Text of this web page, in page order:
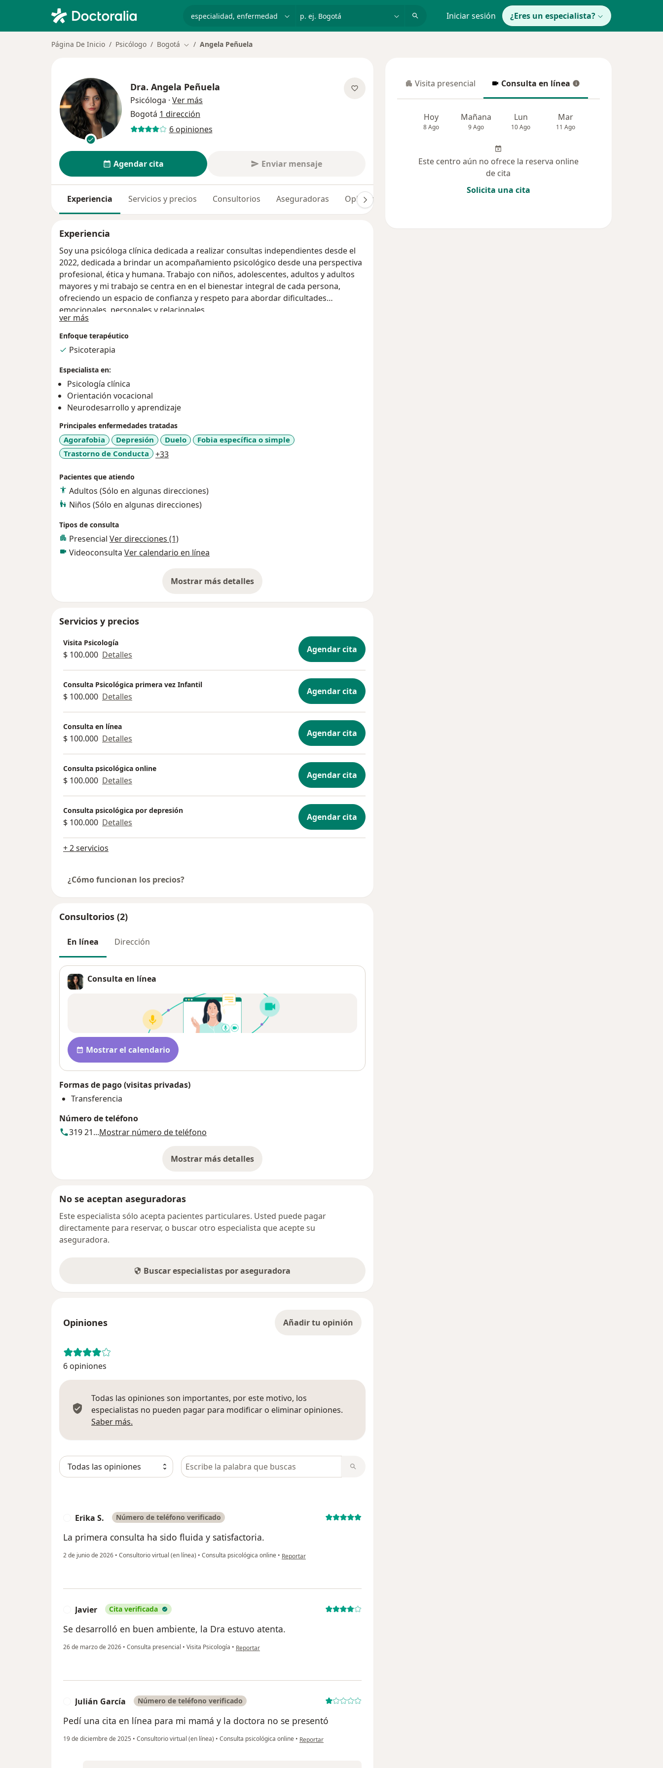
p. ej. Bogotá Iniciar sesión ¿Eres un especialista?
Página De Inicio Psicólogo Bogotá Cambiar de ciudad
Angela Peñuela
Dra. Angela Peñuela
Psicóloga · Ver más
Bogotá 1 dirección
6 opiniones
Agendar cita Enviar mensaje
Experiencia Servicios y precios Consultorios Aseguradoras Opiniones (6)
Experiencia
Soy una psicóloga clínica dedicada a realizar consultas independientes desde el
2022, dedicada a brindar un acompañamiento psicológico desde una perspectiva
profesional, ética y humana. Trabajo con niños, adolescentes, adultos y adultos
mayores y mi trabajo se centra en en el bienestar integral de cada persona,
ofreciendo un espacio de confianza y respeto para abordar dificultades
emocionales, personales y relacionales.
ver más
Enfoque terapéutico
Psicoterapia
Especialista en:
Psicología clínica
Orientación vocacional
Neurodesarrollo y aprendizaje
Principales enfermedades tratadas
Agorafobia Depresión Duelo
Fobia específica o simple
Trastorno de Conducta
+33a11y_sr_more_diseases
Pacientes que atiendo
Adultos (Sólo en algunas direcciones)
Niños (Sólo en algunas direcciones)
Tipos de consulta
Presencial Ver direcciones (1)
Videoconsulta Ver calendario en línea
Mostrar más detalles
sobre la experiencia
Servicios y precios
Visita Psicología
$ 100.000 Detalles Agendar cita
Consulta Psicológica primera vez Infantil
$ 100.000 Detalles Agendar cita
Consulta en línea
$ 100.000 Detalles Agendar cita
Consulta psicológica online
$ 100.000 Detalles Agendar cita
Consulta psicológica por depresión
$ 100.000 Detalles Agendar cita
+ 2 servicios
¿Cómo funcionan los precios?
Consultorios (2)
En línea Dirección
Consulta en línea
Disponibilidad
Mostrar el calendario
Formas de pago (visitas privadas)
Transferencia
Número de teléfono
319 21...Mostrar número de teléfono
Mostrar más detalles
sobre la dirección
No se aceptan aseguradoras
Este especialista sólo acepta pacientes particulares. Usted puede pagar
directamente para reservar, o buscar otro especialista que acepte su
aseguradora.
Buscar especialistas por aseguradora
Opiniones Añadir tu opinión
6 opiniones
Todas las opiniones son importantes, por este motivo, los
especialistas no pueden pagar para modificar o eliminar opiniones.
Saber más.
Busca en opiniones
Erika S. Número de teléfono verificado
La primera consulta ha sido fluida y satisfactoria.
2 de junio de 2026 • Consultorio virtual (en línea) • Consulta psicológica online • en opinión del usuario Erika S.
Reportar
Javier Cita verificada
Se desarrolló en buen ambiente, la Dra estuvo atenta.
26 de marzo de 2026 • Consulta presencial • Visita Psicología • en opinión del usuario Javier
Reportar
Julián García Número de teléfono verificado
Pedí una cita en línea para mi mamá y la doctora no se presentó
19 de diciembre de 2025 • Consultorio virtual (en línea) • Consulta psicológica online • en opinión del usuario Julián García
Reportar
Visita presencial
Visita presencial Consulta en línea
Consulta en línea
Hoy
8 Ago
Mañana
9 Ago
Lun
10 Ago
Mar
11 Ago
Este centro aún no ofrece la reserva online
de cita
Solicita una cita